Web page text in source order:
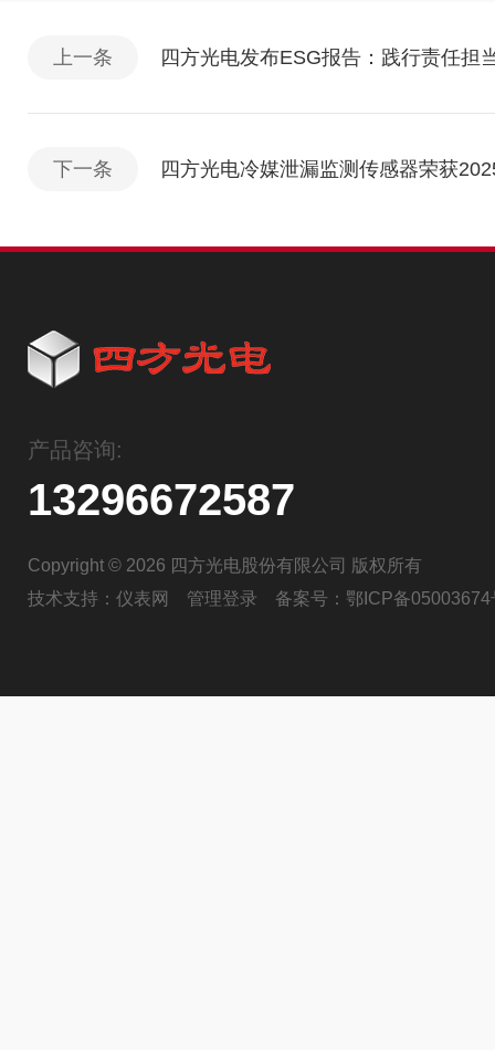
上一条 四方光电发布ESG报告：践行责任担
下一条 四方光电冷媒泄漏监测传感器荣获
产品咨询:
13296672587
Copyright © 2026 四方光电股份有限公司 版权所有
技术支持： 仪表网 管理登录 备案号： 鄂ICP备05003674